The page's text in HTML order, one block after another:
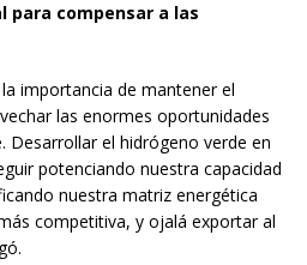
para compensar a las
importancia de mantener el
las enormes oportunidades
Desarrollar el hidrógeno verde en
potenciando nuestra capacidad
nuestra matriz energética
competitiva, y ojalá exportar al